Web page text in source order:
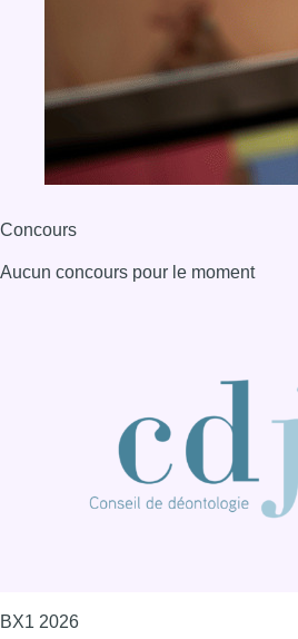
Concours
Aucun concours pour le moment
BX1 2026